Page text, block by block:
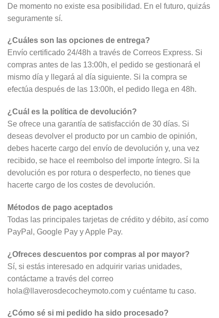
De momento no existe esa posibilidad. En el futuro, quizás
seguramente sí.
¿Cuáles son las opciones de entrega?
Envío certificado 24/48h a través de Correos Express. Si
compras antes de las 13:00h, el pedido se gestionará el
mismo día y llegará al día siguiente. Si la compra se
efectúa después de las 13:00h, el pedido llega en 48h.
¿Cuál es la política de devolución?
Se ofrece una garantía de satisfacción de 30 días. Si
deseas devolver el producto por un cambio de opinión,
debes hacerte cargo del envío de devolución y, una vez
recibido, se hace el reembolso del importe íntegro. Si la
devolución es por rotura o desperfecto, no tienes que
hacerte cargo de los costes de devolución.
Métodos de pago aceptados
Todas las principales tarjetas de crédito y débito, así como
PayPal, Google Pay y Apple Pay.
¿Ofreces descuentos por compras al por mayor?
Sí, si estás interesado en adquirir varias unidades,
contáctame a través del correo
hola@llaverosdecocheymoto.com y cuéntame tu caso.
¿Cómo sé si mi pedido ha sido procesado?